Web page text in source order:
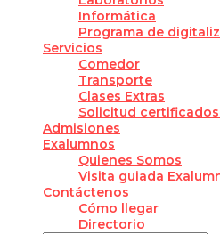
Informática
Programa de
Servicios
Comedor
Transporte
Clases Extras
Solicitud
Admisiones
Exalumnos
Quienes Somos
Visita guiada
Contáctenos
Cómo llegar
Directorio